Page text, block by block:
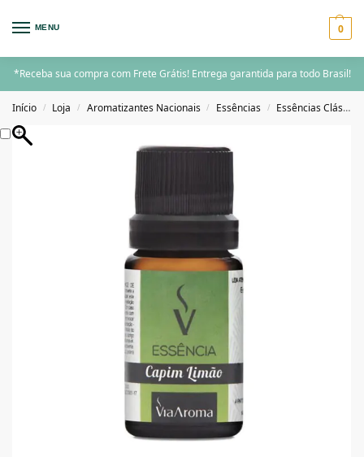
MENU 0
*Receba sua compra com Frete Grátis! Entrega garantida para todo Brasil!
Início / Loja / Aromatizantes Nacionais / Essências / Essências Clássicas